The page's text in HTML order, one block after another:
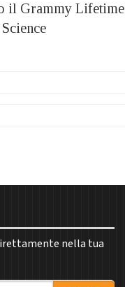
il Grammy Lifetime
nella tua